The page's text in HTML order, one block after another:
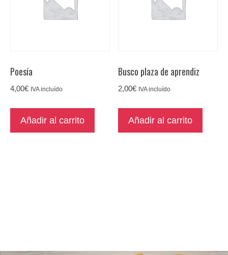
Poesía
4,00€ IVA incluído
Añadir al carrito
Busco plaza de aprendiz
2,00€ IVA incluído
Añadir al carrito